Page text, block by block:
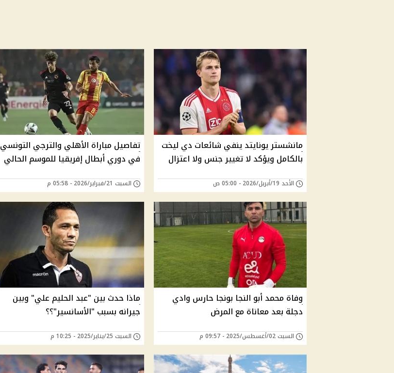
مانشستر يونايتد ينفي شائعات دي ليخت
بالكامل ويؤكد لا تغيير جنس ولا اعتزال
الأحد 19/أبريل/2026 - 05:00 ص
تفاصيل مباراة الأهلي والترجي التونسي
في دوري أبطال إفريقيا للموسم الحالي
السبت 21/فبراير/2026 - 05:58 م
وفاة محمد أبو النجا بونجا حارس وادي
دجلة بعد معاناة مع المرض
السبت 02/أغسطس/2025 - 09:57 م
ماذا حدث بين "عبد الحليم علي" وبين
جيرانه بسبب "الأسانسير"؟؟
السبت 25/يناير/2025 - 10:25 م